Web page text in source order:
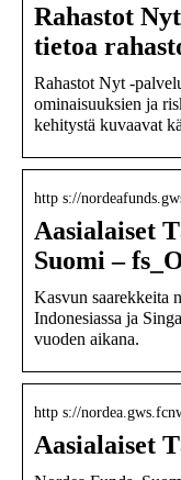
Rahastot
tietoa
Rahastot Nyt -
ominaisuuksien ja
kehitystä kuvaavat
http s://
Aasialaiset
Suomi –
Kasvun saarekkeita
Indonesiassa ja
vuoden aikana.
http s://
Aasialaiset